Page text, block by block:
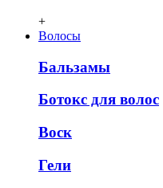
+
Волосы
Бальзамы
Ботокс для волос
Воск
Гели